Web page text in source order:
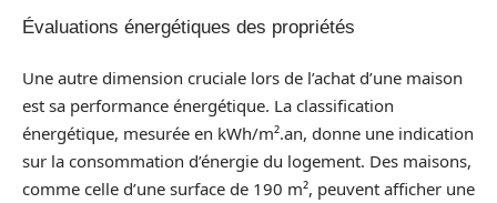
Évaluations énergétiques des propriétés
Une autre dimension cruciale lors de l’achat d’une maison
est sa performance énergétique. La classification
énergétique, mesurée en kWh/m².an, donne une indication
sur la consommation d’énergie du logement. Des maisons,
comme celle d’une surface de 190 m², peuvent afficher une